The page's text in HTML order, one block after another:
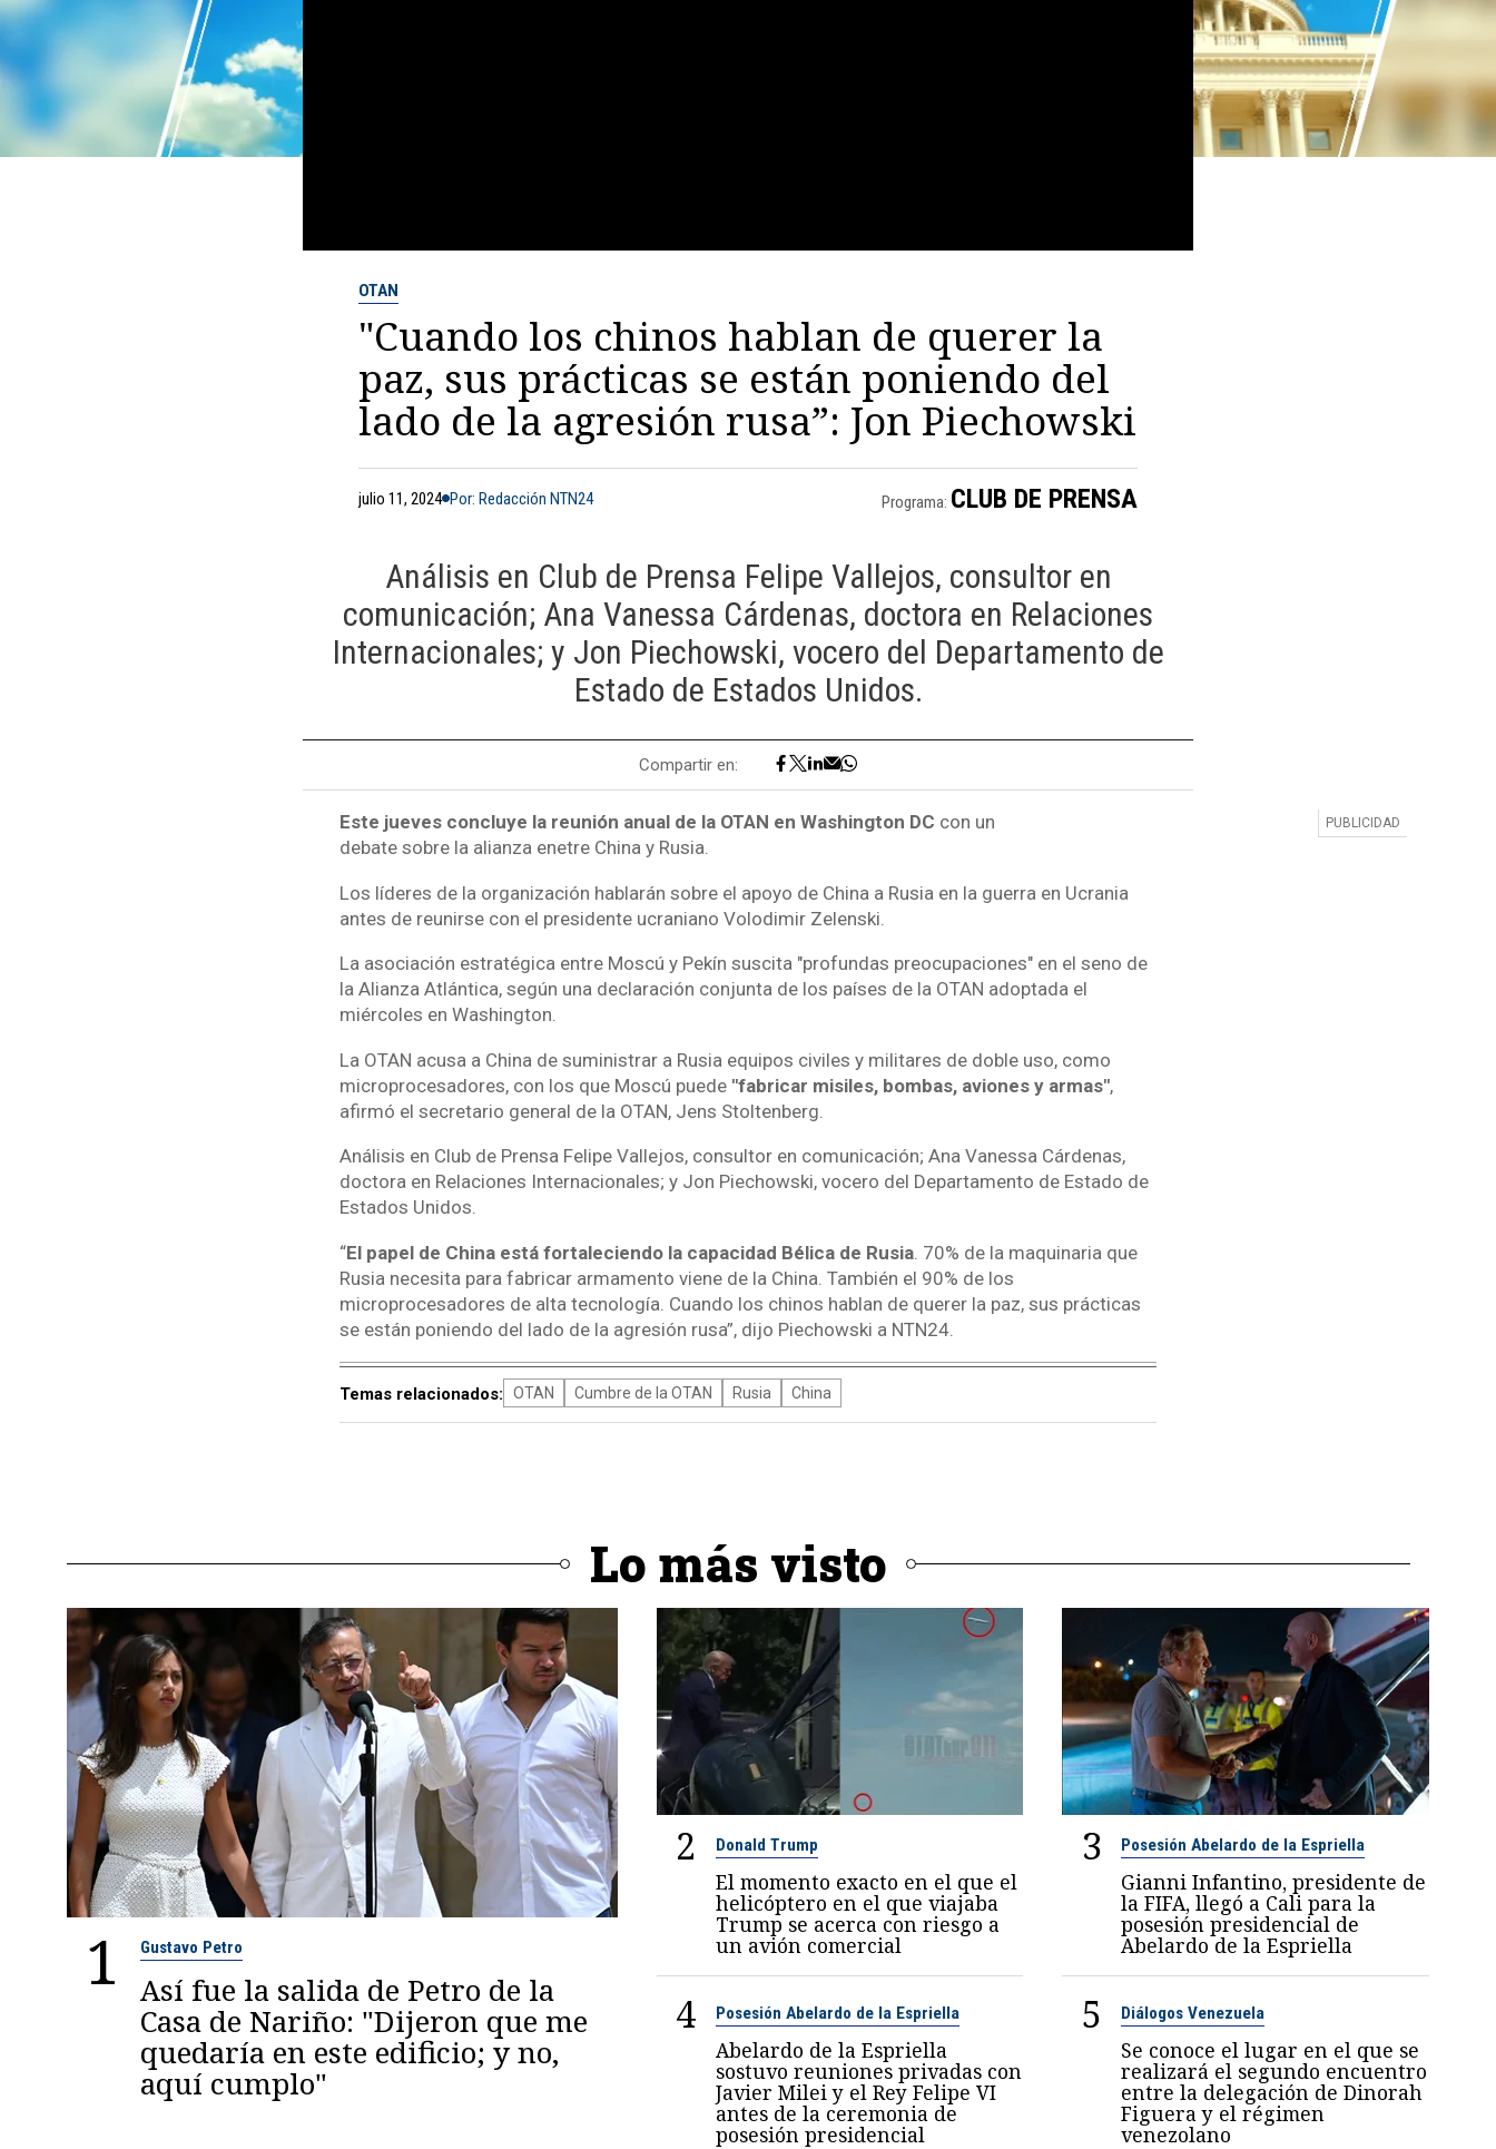
OTAN
"Cuando los chinos hablan de querer la
paz, sus prácticas se están poniendo del
lado de la agresión rusa”: Jon Piechowski
julio 11, 2024 Por: Redacción NTN24 Programa: CLUB DE PRENSA
Análisis en Club de Prensa Felipe Vallejos, consultor en
comunicación; Ana Vanessa Cárdenas, doctora en Relaciones
Internacionales; y Jon Piechowski, vocero del Departamento de
Estado de Estados Unidos.
Compartir en:
Este jueves concluye la reunión anual de la OTAN en Washington DC con un
debate sobre la alianza enetre China y Rusia.
Los líderes de la organización hablarán sobre el apoyo de China a Rusia en la guerra en Ucrania
antes de reunirse con el presidente ucraniano Volodimir Zelenski.
La asociación estratégica entre Moscú y Pekín suscita "profundas preocupaciones" en el seno de
la Alianza Atlántica, según una declaración conjunta de los países de la OTAN adoptada el
miércoles en Washington.
La OTAN acusa a China de suministrar a Rusia equipos civiles y militares de doble uso, como
microprocesadores, con los que Moscú puede "fabricar misiles, bombas, aviones y armas",
afirmó el secretario general de la OTAN, Jens Stoltenberg.
Análisis en Club de Prensa Felipe Vallejos, consultor en comunicación; Ana Vanessa Cárdenas,
doctora en Relaciones Internacionales; y Jon Piechowski, vocero del Departamento de Estado de
Estados Unidos.
“El papel de China está fortaleciendo la capacidad Bélica de Rusia. 70% de la maquinaria que
Rusia necesita para fabricar armamento viene de la China. También el 90% de los
microprocesadores de alta tecnología. Cuando los chinos hablan de querer la paz, sus prácticas
se están poniendo del lado de la agresión rusa”, dijo Piechowski a NTN24.
Temas relacionados: OTAN Cumbre de la OTAN Rusia China
Lo más visto
1 Gustavo Petro
Así fue la salida de Petro de la
Casa de Nariño: "Dijeron que me
quedaría en este edificio; y no,
aquí cumplo"
2 Donald Trump
El momento exacto en el que el
helicóptero en el que viajaba
Trump se acerca con riesgo a
un avión comercial
3 Posesión Abelardo de la Espriella
Gianni Infantino, presidente de
la FIFA, llegó a Cali para la
posesión presidencial de
Abelardo de la Espriella
4 Posesión Abelardo de la Espriella
Abelardo de la Espriella
sostuvo reuniones privadas con
Javier Milei y el Rey Felipe VI
antes de la ceremonia de
posesión presidencial
5 Diálogos Venezuela
Se conoce el lugar en el que se
realizará el segundo encuentro
entre la delegación de Dinorah
Figuera y el régimen
venezolano